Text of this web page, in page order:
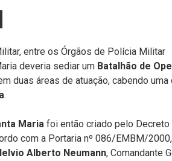
entre os Órgãos de Polícia Militar
deveria sediar um Batalhão de
duas áreas de atuação, cabendo uma
.
Maria foi então criado pelo Decreto
com a Portaria nº 086/EMBM/
Alberto Neumann, Comandante